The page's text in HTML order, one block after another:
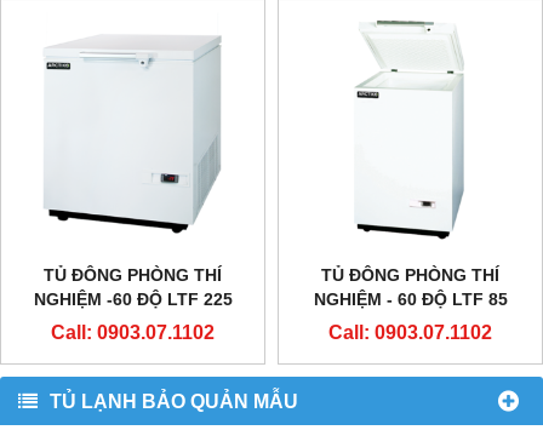
TỦ LẠNH BẢO QUẢN MẪU
TỦ ĐÔNG PHÒNG THÍ
NGHIỆM -60 ĐỘ LTF 225
HÃNG ARCTIKO - ĐAN MẠCH
Call: 0903.07.1102
TỦ ĐÔNG PHÒNG THÍ
NGHIỆM - 60 ĐỘ LTF 85
HÃNG ARCTIKO - ĐAN MẠCH
Call: 0903.07.1102